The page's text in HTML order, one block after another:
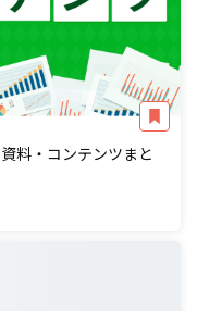
料・コンテンツまと